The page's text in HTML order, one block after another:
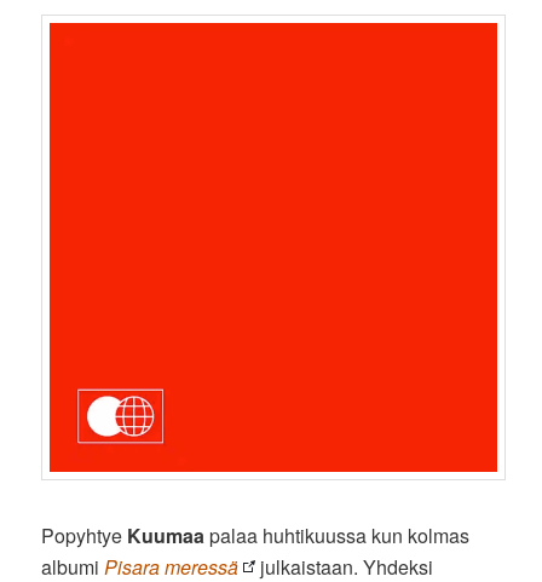
Popyhtye Kuumaapalaa huhtikuussa kun kolmas
albumiPisara meressä
julkaistaan. Yhdeksi